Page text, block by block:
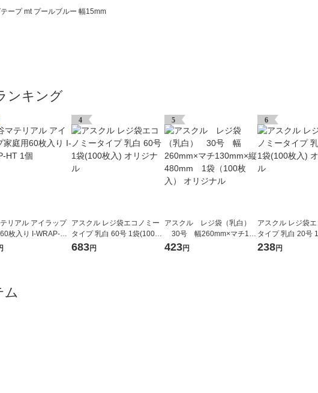
ープ mt プールブルー 幅15mm
ンキング
リアル アイラップ
枚入り I-WRAP-HT
4
アスクル レジ袋エコノミー
タイプ 乳白 60号 1袋(100枚
入) オリジナル
683円
5
アスクル レジ袋（乳白）
30号 幅260mm×マチ130
mm×縦480mm 1袋（100
423円
6
アスクル レジ袋
タイプ 乳白 20号
入) オリジナル
238円
ム